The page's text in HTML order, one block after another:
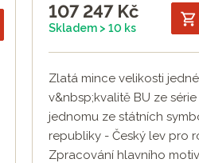
107 247 Kč
Skladem > 10 ks
Zlatá mince velikosti
v&nbsp;kvalitě BU ze
jednomu ze státních
republiky - Český lev pro
Zpracování hlavního